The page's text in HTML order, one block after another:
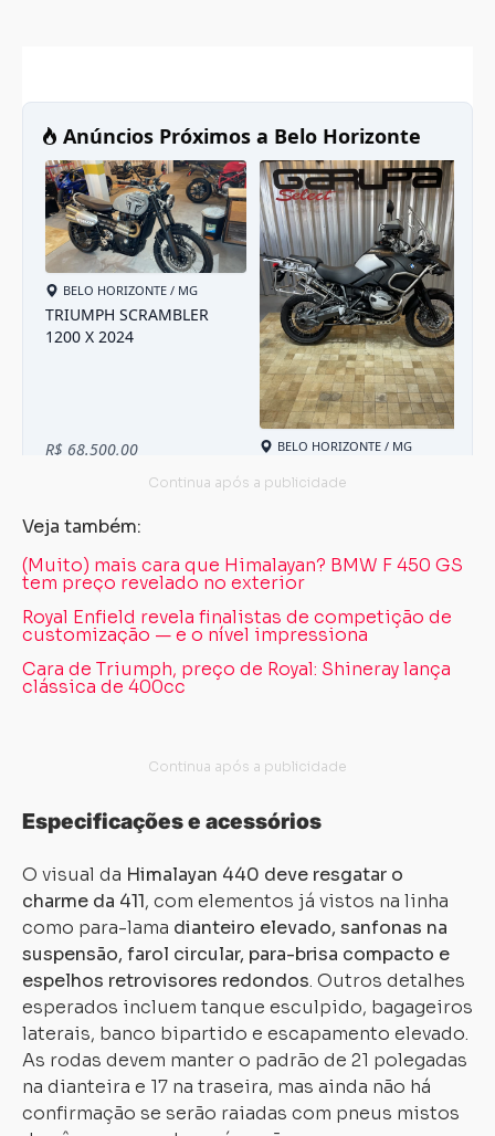
Veja também:
(Muito) mais cara que Himalayan? BMW F 450 GS
tem preço revelado no exterior
Royal Enfield revela finalistas de competição de
customização — e o nível impressiona
Cara de Triumph, preço de Royal: Shineray lança
clássica de 400cc
Especificações e acessórios
O visual da Himalayan 440 deve resgatar o
charme da 411, com elementos já vistos na linha
como para-lama dianteiro elevado, sanfonas na
suspensão, farol circular, para-brisa compacto e
espelhos retrovisores redondos. Outros detalhes
esperados incluem tanque esculpido, bagageiros
laterais, banco bipartido e escapamento elevado.
As rodas devem manter o padrão de 21 polegadas
na dianteira e 17 na traseira, mas ainda não há
confirmação se serão raiadas com pneus mistos